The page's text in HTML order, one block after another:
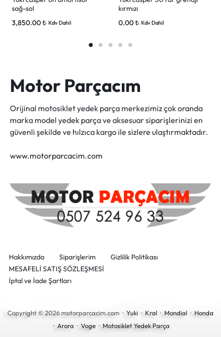
sağ-sol
3,850.00₺ Kdv Dahil
kırmızı
0.00₺ Kdv Dahil
Motor Parçacım
Orijinal motosiklet yedek parça merkezimiz çok oranda
marka model yedek parça ve aksesuar siparişlerinizi en
güvenli şekilde ve hılzıca kargo ile sizlere ulaştırmaktadır.
www.motorparcacim.com
Hakkımızda Siparişlerim
Gizlilik Politikası
MESAFELİ SATIŞ SÖZLEŞMESİ
İptal ve İade Şartları
Copyright © 2026 motorparcacim.com · Yuki · Kral · Mondial · Honda
· Arora · Voge· Motosiklet Yedek Parça